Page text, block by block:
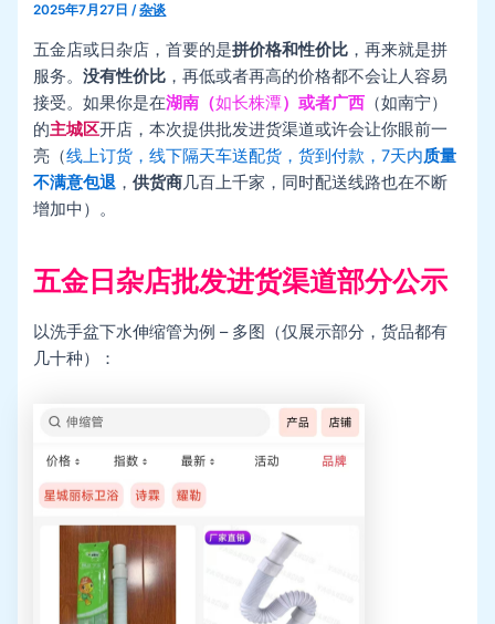
2025年7月27日/杂谈
五金店或日杂店，首要的是拼价格和性价比 ，再来就是拼
服务。没有性价比 ，再低或者再高的价格都不会让人容易
接受。如果你是在湖南（如长株潭）或者广西 （如南宁）
的主城区开店，本次提供批发进货渠道或许会让你眼前一
亮（线上订货，线下隔天车送配货，货到付款，7天内质量
不满意包退 ，供货商几百上千家，同时配送线路也在不断
增加中）。
五金日杂店批发进货渠道部分公示
以洗手盆下水伸缩管为例 – 多图（仅展示部分，货品都有
几十种）：